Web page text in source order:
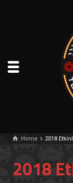
Home 2018
2018